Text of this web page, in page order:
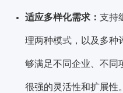
适应多样化需求：支持
理两种模式，以及多种
够满足不同企业、不同
很强的灵活性和扩展性。